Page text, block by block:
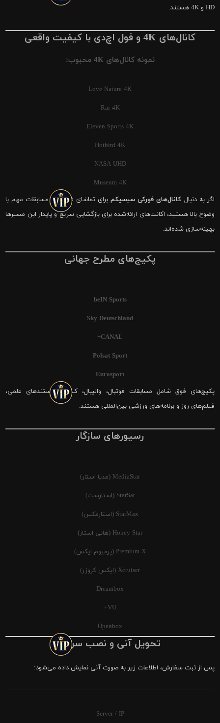
HD و 4K هستند.
کانال‌های 4K و فول اچ‌دی با کیفیت واقعی
نمونه کانال‌های 4K محبوب:
Love Nature 4K
Rai 4K
Eleven Sports 4K
Hotbird 4K
NASA UHD
Museum 4K
اگر به دنبال کانال‌های فورکی سیسیکمبرای تماشای فوتبال و مسابقات مهم با
وضوح بالا هستید، اکانت‌های ارائه‌شده برای بازگشایی سریع و پایدار این مسیرها
بهینه‌سازی شده‌اند.
پکیج‌های مطرح جهانی
beIN Sports
Sky Deutschland
CANAL+
Polsat Sport
Eurosport
پکیج‌های فوق شامل مسابقات فوتبال، والیبال، کشتی، مستندهای علمی،
فیلم‌های روز و برنامه‌های ورزشی بین‌المللی هستند.
رسیورهای سازگار
MediaStar (مدیا استار)
StarSat (استارست)
StarMax (استارمکس)
Honey Star (هانی استار)
Premium X (پرمیوم ایکس)
Xcruiser (ایکس کروزر)
Dreambox
VU+
Openbox
تحویل آنی و نصب سریع
پس از ثبت سفارش، اطلاعات زیر به صورت آنی نمایش داده می‌شود:
Server / IP